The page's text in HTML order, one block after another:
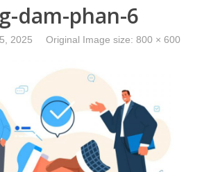
dam-phan-6
2025 Original Image size: 800 × 600